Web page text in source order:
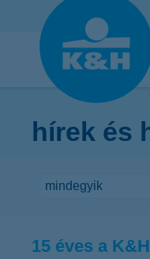
hírek és
15 éves a